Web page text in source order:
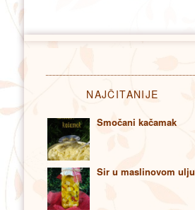
NAJČITANIJE
Smočani kačamak
Sir u maslinovom ulju